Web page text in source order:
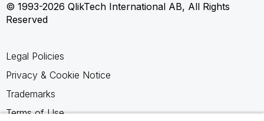
© 1993-2026 QlikTech International AB, All Rights
Reserved
Legal Policies
Privacy & Cookie Notice
Trademarks
Terms of Use